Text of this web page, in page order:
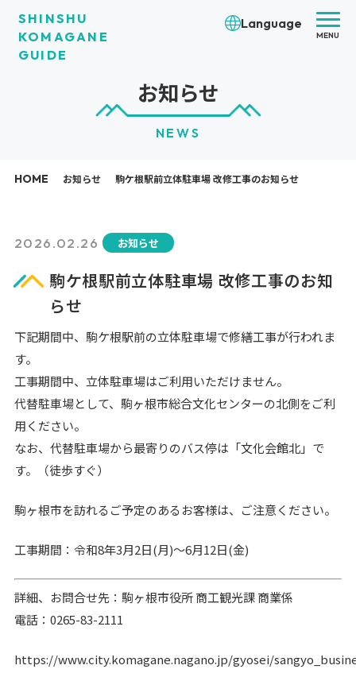
SHINSHU
KOMAGANE
GUIDE
Language
MENU
お知らせ
NEWS
HOME お知らせ 駒ケ根駅前立体駐車場 改修工事のお知らせ
2026.02.26 お知らせ
駒ケ根駅前立体駐車場 改修工事のお知
らせ
下記期間中、駒ケ根駅前の立体駐車場で修繕工事が行われま
す。
工事期間中、立体駐車場はご利用いただけません。
代替駐車場として、駒ヶ根市総合文化センターの北側をご利
用ください。
なお、代替駐車場から最寄りのバス停は「文化会館北」で
す。（徒歩すぐ）
駒ヶ根市を訪れるご予定のあるお客様は、ご注意ください。
工事期間：令和8年3月2日(月)～6月12日(金)
詳細、お問合せ先：駒ヶ根市役所 商工観光課 商業係
電話：0265-83-2111
https://www.city.komagane.nagano.jp/gyosei/